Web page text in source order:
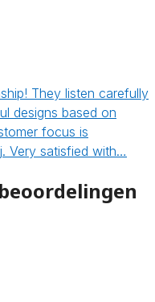
They listen carefully
designs based on
focus is
Very satisfied with…